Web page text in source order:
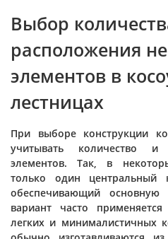
Выбор
расположения
элементов в
лестницах
При выборе конструкции
учитывать количество и
элементов. Так, в
только один центральный
обеспечивающий
вариант часто
легких и минималистичных